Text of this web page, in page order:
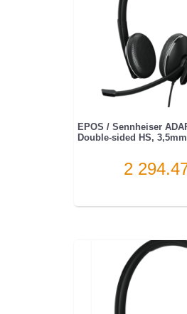
EPOS / Sennheiser
Double-sided HS,
2